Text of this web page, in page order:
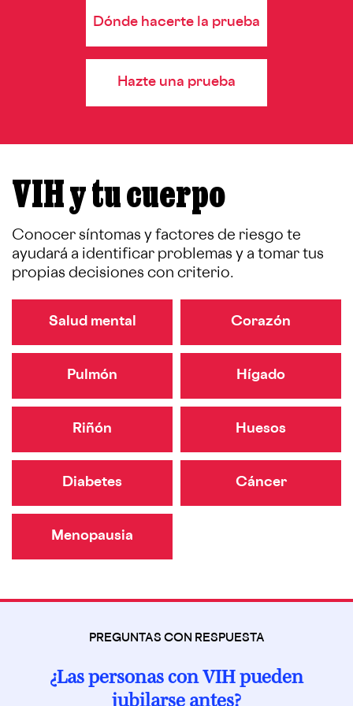
Dónde hacerte la prueba
Hazte una prueba
VIH y tu cuerpo
Conocer síntomas y factores de riesgo te
ayudará a identificar problemas y a tomar tus
propias decisiones con criterio.
Salud mental Corazón
Pulmón Hígado
Riñón Huesos
Diabetes Cáncer
Menopausia
PREGUNTAS CON RESPUESTA
¿Las personas con VIH pueden
jubilarse antes?